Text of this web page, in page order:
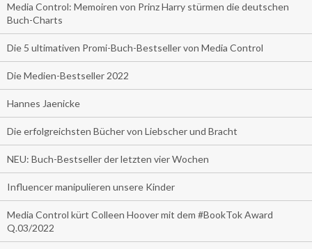
Media Control: Memoiren von Prinz Harry stürmen die deutschen
Buch-Charts
Die 5 ultimativen Promi-Buch-Bestseller von Media Control
Die Medien-Bestseller 2022
Hannes Jaenicke
Die erfolgreichsten Bücher von Liebscher und Bracht
NEU: Buch-Bestseller der letzten vier Wochen
Influencer manipulieren unsere Kinder
Media Control kürt Colleen Hoover mit dem #BookTok Award
Q.03/2022